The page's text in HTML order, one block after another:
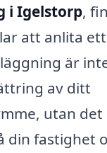
i Igelstorp,
att anlita
är
av ditt
utan det
din fastighet